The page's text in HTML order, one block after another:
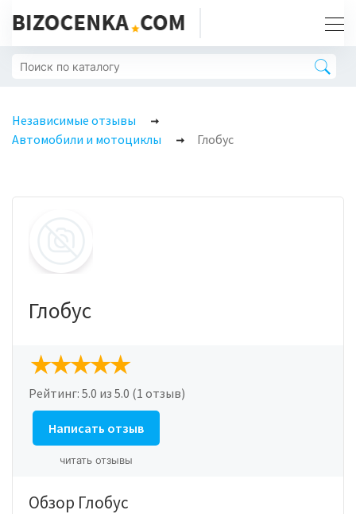
Независимые отзывы
Автомобили и мотоциклы
Глобус
Глобус
Рейтинг: 5.0 из 5.0 (1 отзыв)
Написать отзыв
читать отзывы
Обзор Глобус